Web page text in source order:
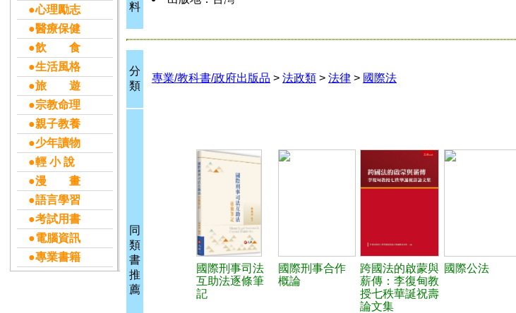
●心理勵志
●醫療保健
●飲 食
●生活風格
●旅 遊
●宗教命理
●親子教養
●少年讀物
●輕 小 說
●漫 畫
●語言學習
●考試用書
●電腦資訊
●專業書籍
料
分
類
專業/教科書/政府出版品 > 法政類 > 法律 > 國際法
同
類
書
推
薦
國際刑事司法
互助法逐條筆
記
國際刑事合作
概論
跨國法的啟蒙與
薪傳：李復甸教
授七秩華誕祝壽
論文集
國際公法